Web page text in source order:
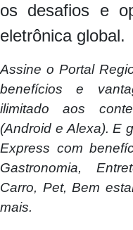
os desafios e
eletrônica global.
Assine o Portal
benefícios e
ilimitado aos
(Android e Alexa). E
Express com
Gastronomia,
Carro, Pet, Bem
mais.